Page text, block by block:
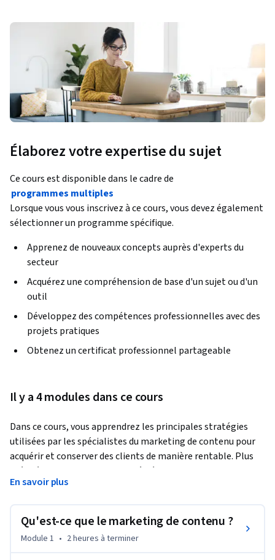
Élaborez votre expertise du sujet
Ce cours est disponible dans le cadre de
programmes multiples
Lorsque vous vous inscrivez à ce cours, vous devez également
sélectionner un programme spécifique.
Apprenez de nouveaux concepts auprès d'experts du
secteur
Acquérez une compréhension de base d'un sujet ou d'un
outil
Développez des compétences professionnelles avec des
projets pratiques
Obtenez un certificat professionnel partageable
Il y a 4 modules dans ce cours
Dans ce cours, vous apprendrez les principales stratégies
utilisées par les spécialistes du marketing de contenu pour
acquérir et conserver des clients de manière rentable. Plus
précisément, vous apprendrez à développer, organiser et
mettre en œuvre une stratégie de marketing de contenu, à
rédiger des textes convaincants, à utiliser un cadre
stratégique lors de la rédaction et à développer votre
marque professionnelle et votre autorité par le biais du
En savoir plus
Qu'est-ce que le marketing de contenu ?
Module 1 • 2 heures à terminer